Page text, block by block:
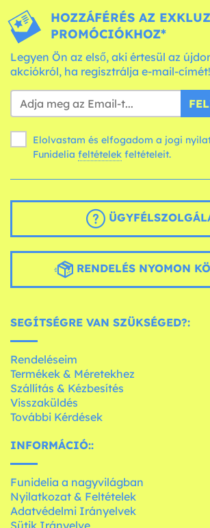
HOZZÁFÉRÉS AZ
PROMÓCIÓKHOZ*
Legyen Ön az első, aki értesül az
akciókról, ha regisztrálja e-mail-címét!
Elolvastam és elfogadom a jogi
Funidelia feltételek feltételeit.
RENDELÉS NYOMON
SEGÍTSÉGRE VAN SZÜKSÉGED?:
Rendeléseim
Termékek & Méretekhez
Szállítás & Kézbesítés
Visszaküldés
További Kérdések
INFORMÁCIÓ::
Funidelia a nagyvilágban
Nyilatkozat & Feltételek
Adatvédelmi Irányelvek
Sütik Irányelve